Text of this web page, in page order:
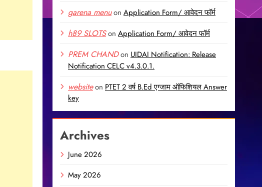
garena menuon Application Form/ आवेदन फॉर्म
h89 SLOTSon Application Form/ आवेदन फॉर्म
PREM CHANDon UIDAI Notification: Release
Notification CELC v4.3.0.1.
websiteon PTET 2 वर्ष B.Ed एग्जाम ऑफिशियल Answer
key
Archives
June 2026
May 2026